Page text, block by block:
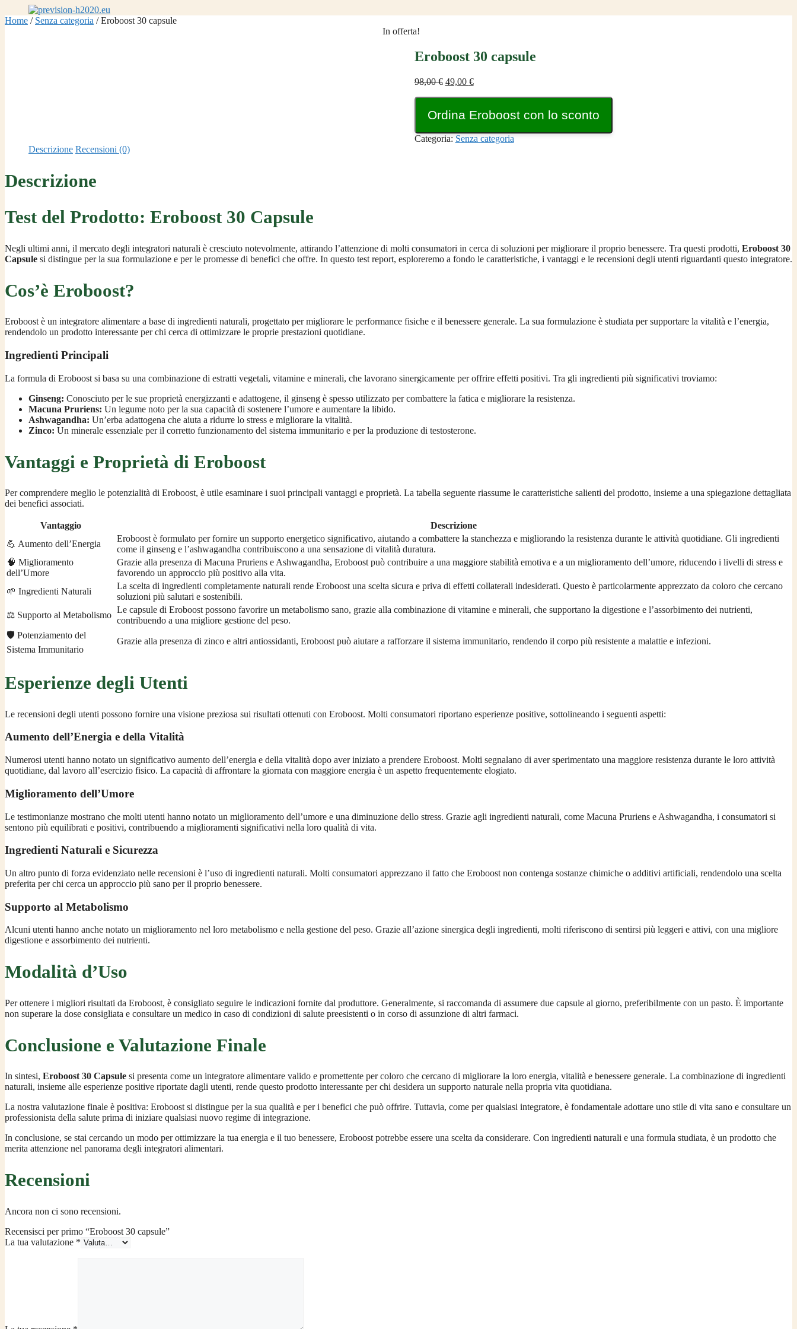
al
Home / Senza categoria / Eroboost 30 capsule
In offerta!
Eroboost 30 capsule
98,00€ Il
era:
49,00 €Il
è:
Ordina Eroboost con lo sconto
Categoria: Senza categoria
Descrizione Recensioni (0)
Descrizione
Test del Prodotto: Eroboost 30 Capsule
Negli ultimi anni, il mercato degli integratori naturali è cresciuto notevolmente, attirando l’attenzione di molti consumatori in cerca di soluzioni per migliorare il proprio benessere. Tra questi prodotti, Eroboost 30
Capsule si distingue per la sua formulazione e per le promesse di benefici che offre. In questo test report, esploreremo a fondo le caratteristiche, i vantaggi e le recensioni degli utenti riguardanti questo integratore.
Cos’è Eroboost?
Eroboost è un integratore alimentare a base di ingredienti naturali, progettato per migliorare le performance fisiche e il benessere generale. La sua formulazione è studiata per supportare la vitalità e l’energia,
rendendolo un prodotto interessante per chi cerca di ottimizzare le proprie prestazioni quotidiane.
Ingredienti Principali
La formula di Eroboost si basa su una combinazione di estratti vegetali, vitamine e minerali, che lavorano sinergicamente per offrire effetti positivi. Tra gli ingredienti più significativi troviamo:
Ginseng: Conosciuto per le sue proprietà energizzanti e adattogene, il ginseng è spesso utilizzato per combattere la fatica e migliorare la resistenza.
Macuna Pruriens: Un legume noto per la sua capacità di sostenere l’umore e aumentare la libido.
Ashwagandha: Un’erba adattogena che aiuta a ridurre lo stress e migliorare la vitalità.
Zinco: Un minerale essenziale per il corretto funzionamento del sistema immunitario e per la produzione di testosterone.
Vantaggi e Proprietà di Eroboost
Per comprendere meglio le potenzialità di Eroboost, è utile esaminare i suoi principali vantaggi e proprietà. La tabella seguente riassume le caratteristiche salienti del prodotto, insieme a una spiegazione dettagliata
dei benefici associati.
Vantaggio
Descrizione
💪 Aumento dell’Energia
Eroboost è formulato per fornire un supporto energetico significativo, aiutando a combattere la stanchezza e migliorando la resistenza durante le attività quotidiane. Gli ingredienti
come il ginseng e l’ashwagandha contribuiscono a una sensazione di vitalità duratura.
🧠 Miglioramento
dell’Umore
Grazie alla presenza di Macuna Pruriens e Ashwagandha, Eroboost può contribuire a una maggiore stabilità emotiva e a un miglioramento dell’umore, riducendo i livelli di stress e
favorendo un approccio più positivo alla vita.
🌱 Ingredienti Naturali
La scelta di ingredienti completamente naturali rende Eroboost una scelta sicura e priva di effetti collaterali indesiderati. Questo è particolarmente apprezzato da coloro che cercano
soluzioni più salutari e sostenibili.
⚖️ Supporto al Metabolismo
Le capsule di Eroboost possono favorire un metabolismo sano, grazie alla combinazione di vitamine e minerali, che supportano la digestione e l’assorbimento dei nutrienti,
contribuendo a una migliore gestione del peso.
🛡️ Potenziamento del
Sistema Immunitario
Grazie alla presenza di zinco e altri antiossidanti, Eroboost può aiutare a rafforzare il sistema immunitario, rendendo il corpo più resistente a malattie e infezioni.
Esperienze degli Utenti
Le recensioni degli utenti possono fornire una visione preziosa sui risultati ottenuti con Eroboost. Molti consumatori riportano esperienze positive, sottolineando i seguenti aspetti:
Aumento dell’Energia e della Vitalità
Numerosi utenti hanno notato un significativo aumento dell’energia e della vitalità dopo aver iniziato a prendere Eroboost. Molti segnalano di aver sperimentato una maggiore resistenza durante le loro attività
quotidiane, dal lavoro all’esercizio fisico. La capacità di affrontare la giornata con maggiore energia è un aspetto frequentemente elogiato.
Miglioramento dell’Umore
Le testimonianze mostrano che molti utenti hanno notato un miglioramento dell’umore e una diminuzione dello stress. Grazie agli ingredienti naturali, come Macuna Pruriens e Ashwagandha, i consumatori si
sentono più equilibrati e positivi, contribuendo a miglioramenti significativi nella loro qualità di vita.
Ingredienti Naturali e Sicurezza
Un altro punto di forza evidenziato nelle recensioni è l’uso di ingredienti naturali. Molti consumatori apprezzano il fatto che Eroboost non contenga sostanze chimiche o additivi artificiali, rendendolo una scelta
preferita per chi cerca un approccio più sano per il proprio benessere.
Supporto al Metabolismo
Alcuni utenti hanno anche notato un miglioramento nel loro metabolismo e nella gestione del peso. Grazie all’azione sinergica degli ingredienti, molti riferiscono di sentirsi più leggeri e attivi, con una migliore
digestione e assorbimento dei nutrienti.
Modalità d’Uso
Per ottenere i migliori risultati da Eroboost, è consigliato seguire le indicazioni fornite dal produttore. Generalmente, si raccomanda di assumere due capsule al giorno, preferibilmente con un pasto. È importante
non superare la dose consigliata e consultare un medico in caso di condizioni di salute preesistenti o in corso di assunzione di altri farmaci.
Conclusione e Valutazione Finale
In sintesi, Eroboost 30 Capsule si presenta come un integratore alimentare valido e promettente per coloro che cercano di migliorare la loro energia, vitalità e benessere generale. La combinazione di ingredienti
naturali, insieme alle esperienze positive riportate dagli utenti, rende questo prodotto interessante per chi desidera un supporto naturale nella propria vita quotidiana.
La nostra valutazione finale è positiva: Eroboost si distingue per la sua qualità e per i benefici che può offrire. Tuttavia, come per qualsiasi integratore, è fondamentale adottare uno stile di vita sano e consultare un
professionista della salute prima di iniziare qualsiasi nuovo regime di integrazione.
In conclusione, se stai cercando un modo per ottimizzare la tua energia e il tuo benessere, Eroboost potrebbe essere una scelta da considerare. Con ingredienti naturali e una formula studiata, è un prodotto che
merita attenzione nel panorama degli integratori alimentari.
Recensioni
Ancora non ci sono recensioni.
Recensisci per primo “Eroboost 30 capsule”
La tua valutazione *